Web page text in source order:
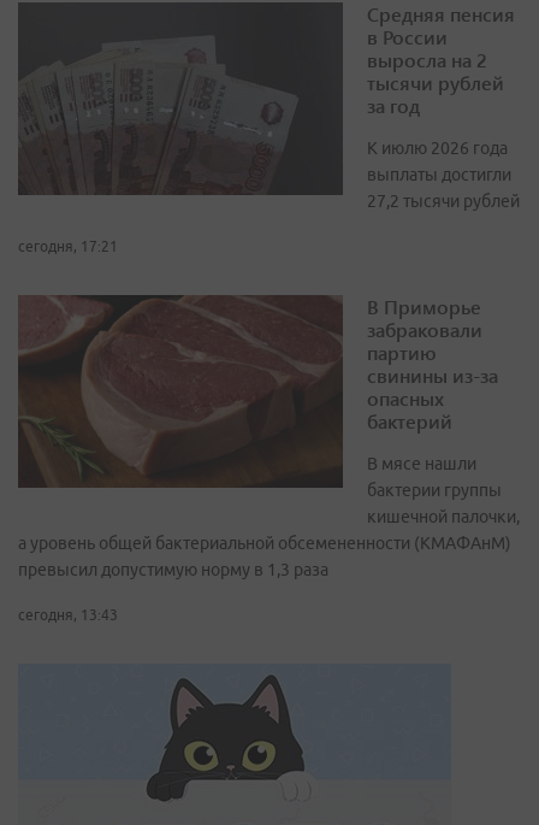
Средняя пенсия
в России
выросла на 2
тысячи рублей
за год
К июлю 2026 года
выплаты достигли
27,2 тысячи рублей
сегодня, 17:21
В Приморье
забраковали
партию
свинины из-за
опасных
бактерий
В мясе нашли
бактерии группы
кишечной палочки,
а уровень общей бактериальной обсемененности (КМАФАнМ)
превысил допустимую норму в 1,3 раза
сегодня, 13:43